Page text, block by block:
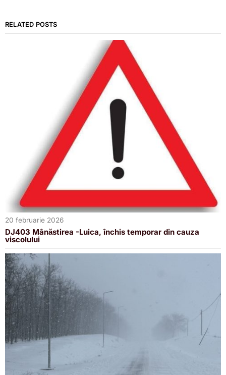
RELATED POSTS
20 februarie 2026
DJ403 Mânăstirea -Luica, închis temporar din cauza
viscolului